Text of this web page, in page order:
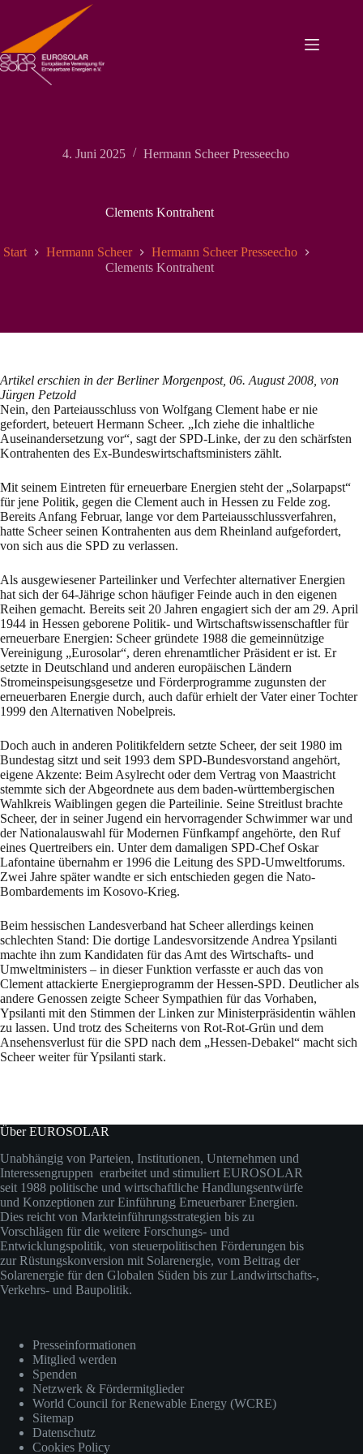
springen
4. Juni 2025 Hermann Scheer Presseecho
Clements Kontrahent
Start Hermann Scheer
Hermann Scheer Presseecho
Clements Kontrahent
Artikel erschien in der Berliner Morgenpost, 06. August 2008, von
Jürgen Petzold
Nein, den Parteiausschluss von Wolfgang Clement habe er nie
gefordert, beteuert Hermann Scheer. „Ich ziehe die inhaltliche
Auseinandersetzung vor“, sagt der SPD-Linke, der zu den schärfsten
Kontrahenten des Ex-Bundeswirtschaftsministers zählt.
Mit seinem Eintreten für erneuerbare Energien steht der „Solarpapst“
für jene Politik, gegen die Clement auch in Hessen zu Felde zog.
Bereits Anfang Februar, lange vor dem Parteiausschlussverfahren,
hatte Scheer seinen Kontrahenten aus dem Rheinland aufgefordert,
von sich aus die SPD zu verlassen.
Als ausgewiesener Parteilinker und Verfechter alternativer Energien
hat sich der 64-Jährige schon häufiger Feinde auch in den eigenen
Reihen gemacht. Bereits seit 20 Jahren engagiert sich der am 29. April
1944 in Hessen geborene Politik- und Wirtschaftswissenschaftler für
erneuerbare Energien: Scheer gründete 1988 die gemeinnützige
Vereinigung „Eurosolar“, deren ehrenamtlicher Präsident er ist. Er
setzte in Deutschland und anderen europäischen Ländern
Stromeinspeisungsgesetze und Förderprogramme zugunsten der
erneuerbaren Energie durch, auch dafür erhielt der Vater einer Tochter
1999 den Alternativen Nobelpreis.
Doch auch in anderen Politikfeldern setzte Scheer, der seit 1980 im
Bundestag sitzt und seit 1993 dem SPD-Bundesvorstand angehört,
eigene Akzente: Beim Asylrecht oder dem Vertrag von Maastricht
stemmte sich der Abgeordnete aus dem baden-württembergischen
Wahlkreis Waiblingen gegen die Parteilinie. Seine Streitlust brachte
Scheer, der in seiner Jugend ein hervorragender Schwimmer war und
der Nationalauswahl für Modernen Fünfkampf angehörte, den Ruf
eines Quertreibers ein. Unter dem damaligen SPD-Chef Oskar
Lafontaine übernahm er 1996 die Leitung des SPD-Umweltforums.
Zwei Jahre später wandte er sich entschieden gegen die Nato-
Bombardements im Kosovo-Krieg.
Beim hessischen Landesverband hat Scheer allerdings keinen
schlechten Stand: Die dortige Landesvorsitzende Andrea Ypsilanti
machte ihn zum Kandidaten für das Amt des Wirtschafts- und
Umweltministers – in dieser Funktion verfasste er auch das von
Clement attackierte Energieprogramm der Hessen-SPD. Deutlicher als
andere Genossen zeigte Scheer Sympathien für das Vorhaben,
Ypsilanti mit den Stimmen der Linken zur Ministerpräsidentin wählen
zu lassen. Und trotz des Scheiterns von Rot-Rot-Grün und dem
Ansehensverlust für die SPD nach dem „Hessen-Debakel“ macht sich
Scheer weiter für Ypsilanti stark.
Über EUROSOLAR
Unabhängig von Parteien, Institutionen, Unternehmen und
Interessengruppen erarbeitet und stimuliert EUROSOLAR
seit 1988 politische und wirtschaftliche Handlungsentwürfe
und Konzeptionen zur Einführung Erneuerbarer Energien.
Dies reicht von Markteinführungsstrategien bis zu
Vorschlägen für die weitere Forschungs- und
Entwicklungspolitik, von steuerpolitischen Förderungen bis
zur Rüstungskonversion mit Solarenergie, vom Beitrag der
Solarenergie für den Globalen Süden bis zur Landwirtschafts-,
Verkehrs- und Baupolitik.
Presseinformationen
Mitglied werden
Spenden
Netzwerk & Fördermitglieder
World Council for Renewable Energy (WCRE)
Sitemap
Datenschutz
Cookies Policy